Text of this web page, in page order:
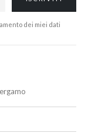
dei miei dati